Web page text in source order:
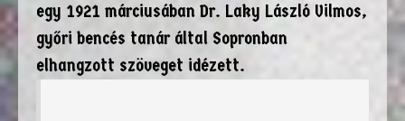
egy 1921 márciusában Dr. Laky László Vilmos,
győri bencés tanár által Sopronban
elhangzott szöveget idézett.